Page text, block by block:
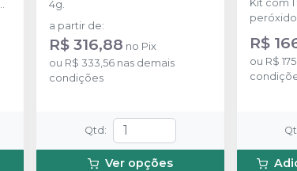
4g.
a partir de:
R$ 316,88 no Pix
ou R$ 333,56 nas demais
condições
Qtd :
Ver opções
Kit com
de
2g de
R$
ou R$